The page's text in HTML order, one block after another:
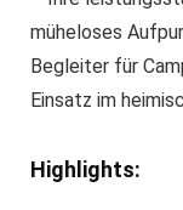
müheloses
Begleiter für
Einsatz im
Highlights: